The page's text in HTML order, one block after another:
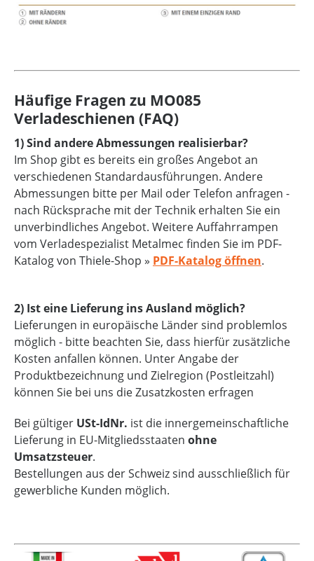
Häufige Fragen zu MO085
Verladeschienen (FAQ)
1) Sind andere Abmessungen realisierbar?
Im Shop gibt es bereits ein großes Angebot an
verschiedenen Standardausführungen. Andere
Abmessungen bitte per Mail oder Telefon anfragen -
nach Rücksprache mit der Technik erhalten Sie ein
unverbindliches Angebot. Weitere Auffahrrampen
vom Verladespezialist Metalmec finden Sie im PDF-
Katalog von Thiele-Shop » PDF-Katalog öffnen.
2) Ist eine Lieferung ins Ausland möglich?
Lieferungen in europäische Länder sind problemlos
möglich - bitte beachten Sie, dass hierfür zusätzliche
Kosten anfallen können. Unter Angabe der
Produktbezeichnung und Zielregion (Postleitzahl)
können Sie bei uns die Zusatzkosten erfragen
Bei gültiger USt-IdNr. ist die innergemeinschaftliche
Lieferung in EU-Mitgliedsstaaten ohne
Umsatzsteuer.
Bestellungen aus der Schweiz sind ausschließlich für
gewerbliche Kunden möglich.